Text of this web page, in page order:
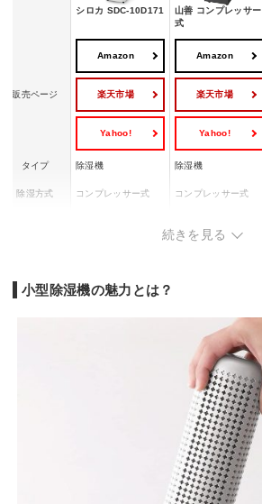
シロカ SDC-10D171
山善 コンプレッサー
式
販売ページ
Amazon
楽天市場
Yahoo!
Amazon
楽天市場
Yahoo!
タイプ 除湿機 除湿機
除湿方式 コンプレッサー式 コンプレッサー式
木造：6/7畳(50/60H
筋)
0Hz)
続きを見る
小型除湿機の魅力とは？